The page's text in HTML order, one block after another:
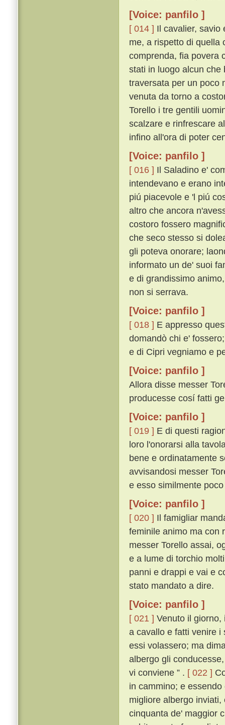
[Voice: panfilo ]
[ 014 ] Il cavalier, savio
me, a rispetto di quella
comprenda, fia povera
stati in luogo alcun che
traversata per un poco
venuta da torno a
Torello i tre gentili
scalzare e rinfrescare
infino all'ora di poter
[Voice: panfilo ]
[ 016 ] Il Saladino e'
intendevano e erano
piú piacevole e 'l piú
altro che ancora
costoro fossero
che seco stesso si
gli poteva onorare;
informato un de' suoi
e di grandissimo
non si serrava.
[Voice: panfilo ]
[ 018 ] E appresso
domandò chi e'
e di Cipri vegniamo e
[Voice: panfilo ]
Allora disse messer
producesse cosí fatti
[Voice: panfilo ]
[ 019 ] E di questi
loro l'onorarsi alla
bene e ordinatamente
avvisandosi messer
e esso similmente
[Voice: panfilo ]
[ 020 ] Il famigliar
feminile animo ma con
messer Torello assai,
e a lume di torchio
panni e drappi e vai e
stato mandato a dire.
[Voice: panfilo ]
[ 021 ] Venuto il giorno,
a cavallo e fatti venire i
essi volassero; ma
albergo gli
vi conviene ” . [ 022 ]
in cammino; e
migliore albergo
cinquanta de' maggior